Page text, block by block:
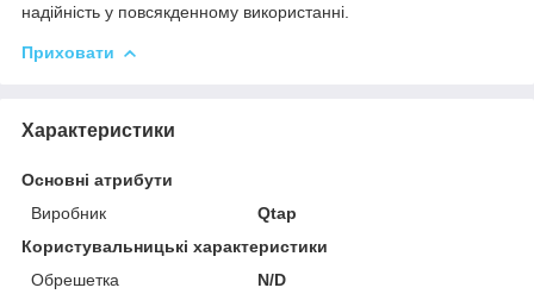
надійність у повсякденному використанні.
Приховати
Характеристики
Основні атрибути
Виробник
Qtap
Користувальницькі характеристики
Обрешетка
N/D